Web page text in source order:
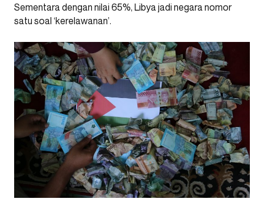
Sementara dengan nilai 65%, Libya jadi negara nomor
satu soal ‘kerelawanan’.